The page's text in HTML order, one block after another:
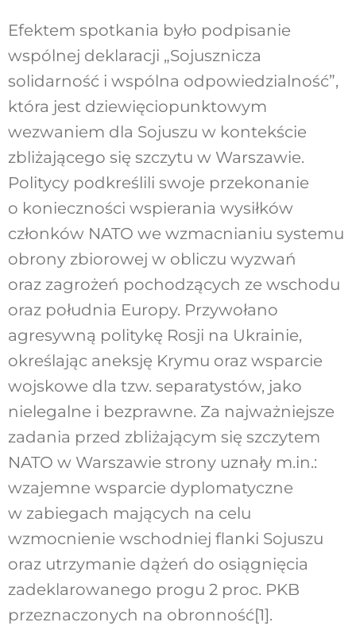
Efektem spotkania było podpisanie
wspólnej deklaracji „Sojusznicza
solidarność i wspólna odpowiedzialność”,
która jest dziewięciopunktowym
wezwaniem dla Sojuszu w kontekście
zbliżającego się szczytu w Warszawie.
Politycy podkreślili swoje przekonanie
o konieczności wspierania wysiłków
członków NATO we wzmacnianiu systemu
obrony zbiorowej w obliczu wyzwań
oraz zagrożeń pochodzących ze wschodu
oraz południa Europy. Przywołano
agresywną politykę Rosji na Ukrainie,
określając aneksję Krymu oraz wsparcie
wojskowe dla tzw. separatystów, jako
nielegalne i bezprawne. Za najważniejsze
zadania przed zbliżającym się szczytem
NATO w Warszawie strony uznały m.in.:
wzajemne wsparcie dyplomatyczne
w zabiegach mających na celu
wzmocnienie wschodniej flanki Sojuszu
oraz utrzymanie dążeń do osiągnięcia
zadeklarowanego progu 2 proc. PKB
przeznaczonych na obronność[1].